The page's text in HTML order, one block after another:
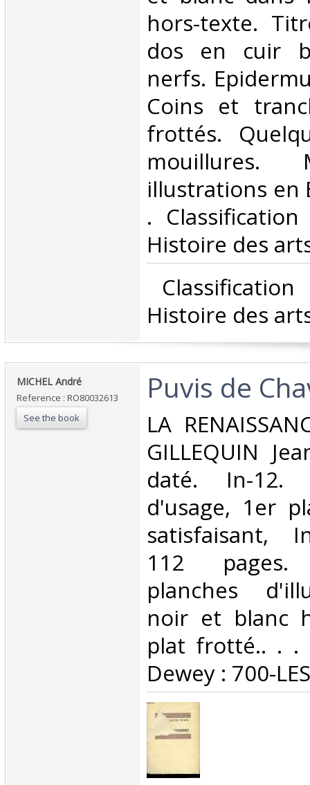
hors-texte.
dos en cuir
nerfs.
Coins et
frottés.
mouillures.
illustrations en
.
Histoire des
Histoire des
‎MICHEL André‎
Reference : RO80032613
See the book
‎Puvis de
‎LA
GILLEQUIN
daté. In-12.
d'usage, 1er
satisfaisant,
112 pages.
planches
noir et blanc
plat frotté.. . .
Dewey : 700-